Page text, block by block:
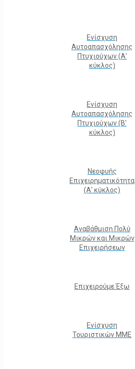
Ενίσχυση
Αυτοαπασχόλησης
Πτυχιούχων (Α'
κύκλος)
Ενίσχυση
Αυτοαπασχόλησης
Πτυχιούχων (Β'
κύκλος)
Νεοφυής
Επιχειρηματικότητα
(Α' κύκλος)
Αναβάθμιση Πολύ
Μικρών και Μικρών
Επιχειρήσεων
Επιχειρούμε Έξω
Ενίσχυση
Τουριστικών ΜΜΕ